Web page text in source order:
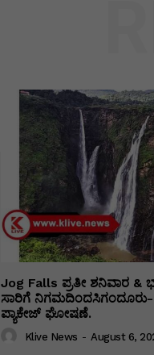
Jog Falls ಪ್ರತೀ ಶನಿವಾರ &
ಸಾರಿಗೆ
ಪ್ಯಾಕೇಜ್ ಘೋಷಣೆ.
Klive News - August 6,